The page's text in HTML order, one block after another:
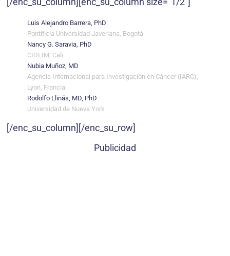
Luis Alejandro Barrera, PhD
Pontificia Universidad Javeriana, Bogotá
Nancy G. Saravia, PhD
CIDEIM, Cali
Nubia Muñoz, MD
Agencia Internacional para Investigación en Cáncer (IARC),
Lyon, Francia
Rodolfo Llinás, MD, PhD
Universidad de Nueva York
[/enc_su_column][/enc_su_row]
Publicidad